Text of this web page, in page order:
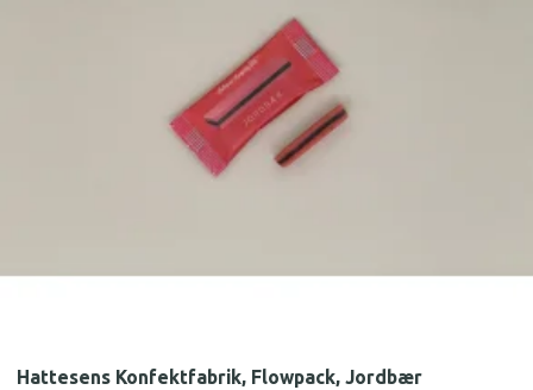
Hattesens Konfektfabrik, Flowpack, Jordbær